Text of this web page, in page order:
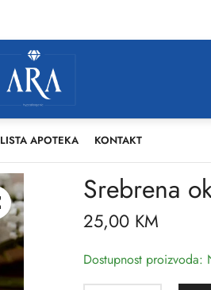
LISTA APOTEKA KONTAKT
Srebrena
25,00 KM
Dostupnost proizvoda: